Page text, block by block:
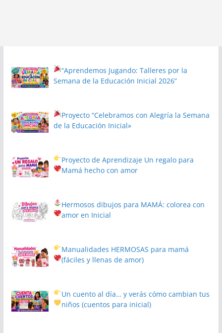
“Aprendemos Jugando: Talleres por la
Semana de la Educación Inicial 2026”
Proyecto“Celebramos con Alegría la Semana
de la Educación Inicial»
Proyecto de Aprendizaje Un regalo para
Mamá hecho con amor
Hermosos dibujos para MAMÁ: colorea con
amor en Inicial
Manualidades HERMOSAS para mamá
(fáciles y llenas de amor)
Un cuento al día… y verás cómo cambian tus
niños(cuentos para inicial)